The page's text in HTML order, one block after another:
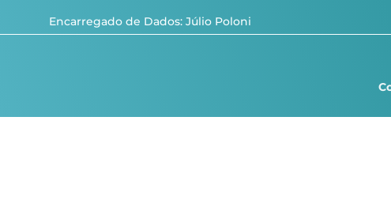
Encarregado de Dados: Júlio Poloni